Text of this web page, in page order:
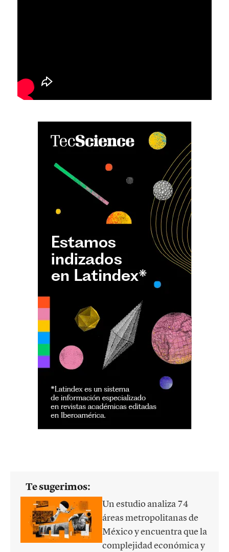
Te sugerimos:
Un estudio analiza 74
áreas metropolitanas de
México y encuentra que la
complejidad económica y